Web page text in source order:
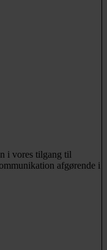
i vores tilgang til
afgørende i